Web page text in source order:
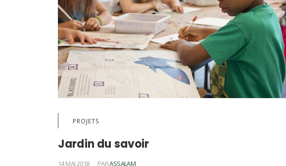
PROJETS
Jardin du savoir
14 MAI 2018 PARASSALAM